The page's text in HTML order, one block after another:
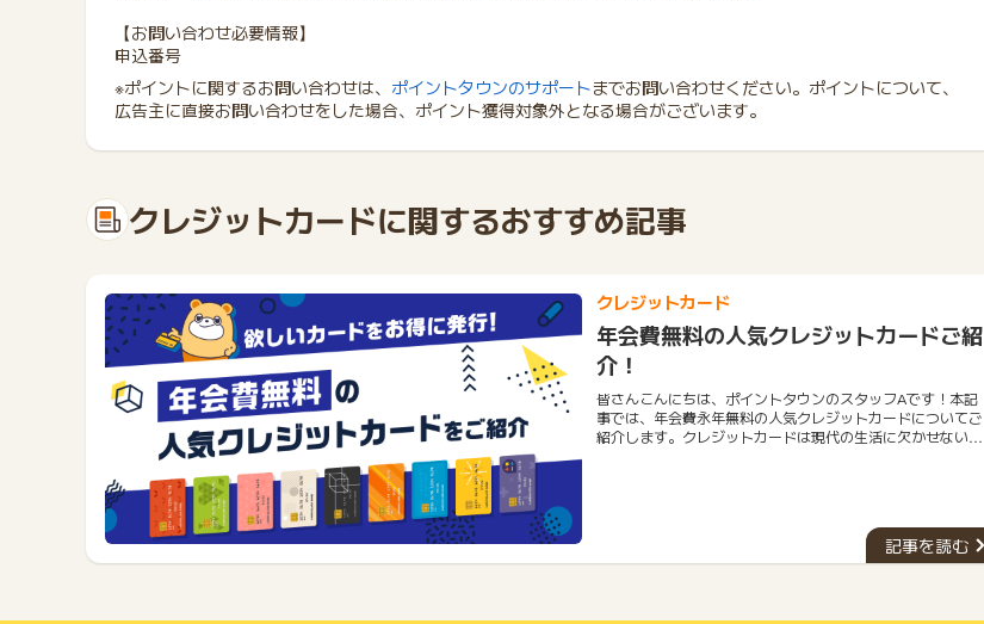
【お問い合わせ必要情報】
申込番号
※ポイントに関するお問い合わせは、 ポイントタウンのサポートまでお問い合わせください。ポイントについて、
広告主に直接お問い合わせをした場合、ポイント獲得対象外となる場合がございます。
クレジットカードに関するおすすめ記事
クレジットカード
年会費無料の人気クレジットカードご紹
介！
皆さんこんにちは、ポイントタウンのスタッフAです！本記
事では、年会費永年無料の人気クレジットカードについてご
紹介します。クレジットカードは現代の生活に欠かせないツ
ビスを提供しながらも、年会費を一切支払う必要がありませ
ん。ぜひ、自分に合ったカードを見つけて、お得な生活を送
りましょう。
記事を読む